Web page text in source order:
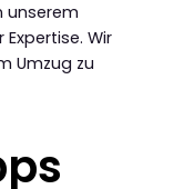
unserem
Wir
Umzug zu